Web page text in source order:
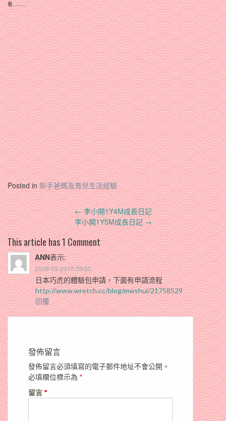
看……..
Posted in新手爸媽及育兒生活經驗
Post
navigation
←李小開1Y4M成長日記
李小開1Y5M成長日記→
This article has 1 Comment
ANN表示:
2009-03-2015:39:50
日本巧虎的體驗包申請，下面有申請流程
http://www.wretch.cc/blog/mwshui/21758529
回覆
發佈留言
發佈留言必須填寫的電子郵件地址不會公開。
必填欄位標示為 *
留言 *